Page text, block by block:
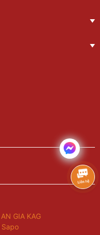
AN GIA KAG
Sapo